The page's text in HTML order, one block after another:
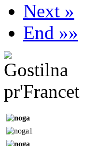
Next »
End »»